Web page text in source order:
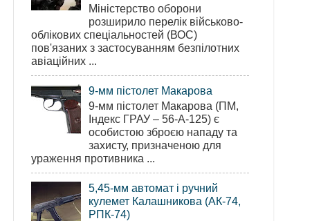
Міністерство оборони
розширило перелік військово-
облікових спеціальностей (ВОС)
пов'язаних з застосуванням безпілотних
авіаційних ...
9-мм пістолет Макарова
9-мм пістолет Макарова (ПМ,
Індекс ГРАУ – 56-А-125) є
особистою зброєю нападу та
захисту, призначеною для
ураження противника ...
5,45-мм автомат і ручний
кулемет Калашникова (АК-74,
РПК-74)